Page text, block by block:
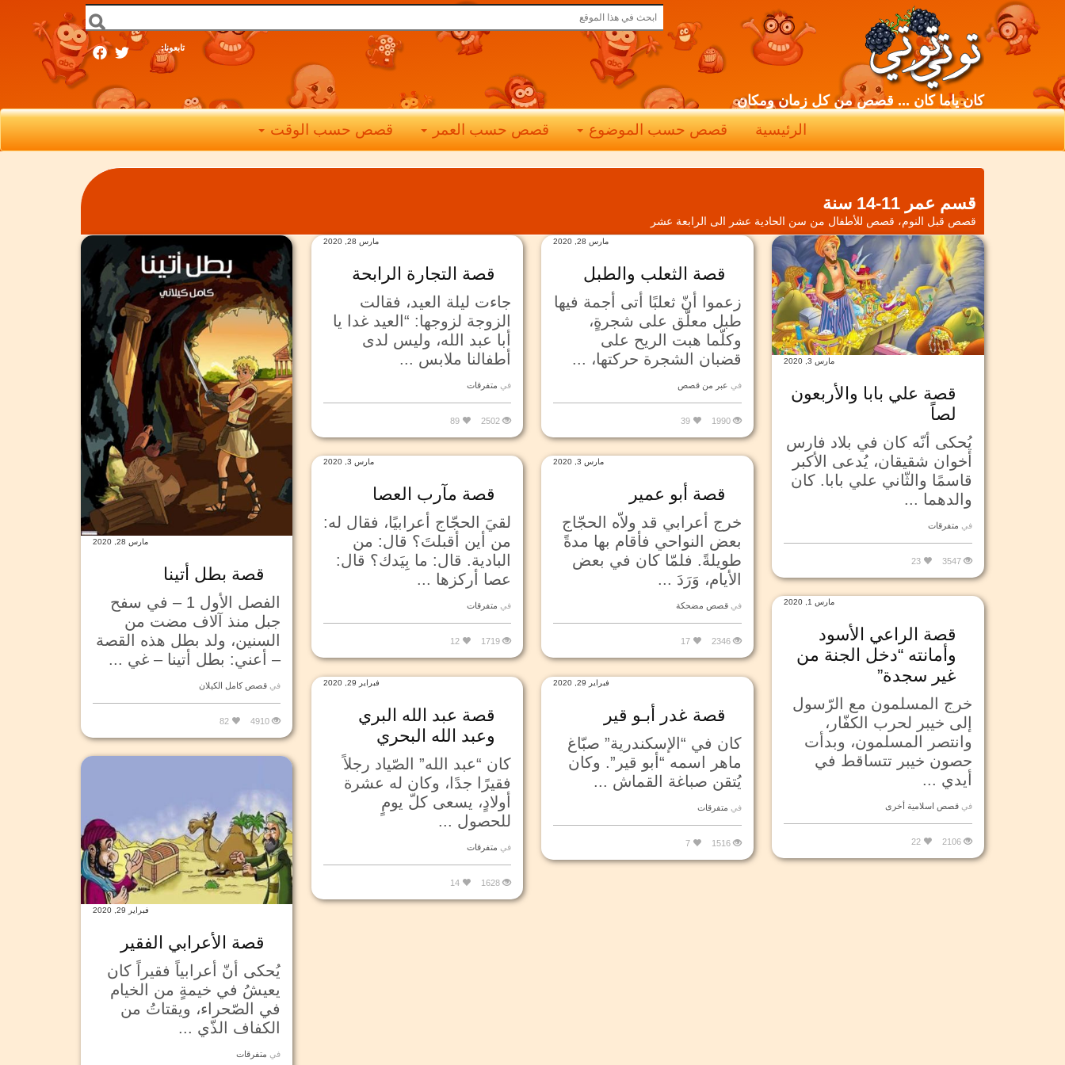
كان ياما كان ... قصص من كل زمان ومكان
تابعونا:
الرئيسية قصص حسب الموضوع قصص حسب العمر قصص حسب الوقت
قسم عمر 11-14 سنة
قصص قبل النوم، قصص للأطفال من سن الحادية عشر الى الرابعة عشر
مارس 28, 2020
قصة بطل أتينا
الفصل الأول 1 – في سفح
جبل منذ آلاف مضت من
السنين، ولد بطل هذه القصة
– أعني: بطل أتينا – غي ...
في قصص كامل الكيلان
4910
82
مارس 28, 2020
قصة التجارة الرابحة
جاءت ليلة العيد، فقالت
الزوجة لزوجها: “العيد غدا يا
أبا عبد الله، وليس لدى
أطفالنا ملابس ...
في متفرقات
2502
89
مارس 28, 2020
قصة الثعلب والطبل
زعموا أنّ ثعلبًا أتى أجمة فيها
طبل معلّق على شجرةٍ،
وكلّما هبت الريح على
قضبان الشجرة حركتها، ...
في عبر من قصص
1990
39
مارس 3, 2020
قصة علي بابا والأربعون
لصاً
يُحكى أنّه كان في بلاد فارس
أخوان شقيقان، يُدعى الأكبر
قاسمًا والثّاني علي بابا. كان
والدهما ...
في متفرقات
3547
23
مارس 3, 2020
قصة مآرب العصا
لقيَ الحجّاج أعرابيًا، فقال له:
من أين أقبلتَ؟ قال: من
البادية. قال: ما بِيَدك؟ قال:
عصا أركزها ...
في متفرقات
1719
12
مارس 3, 2020
قصة أبو عمير
خرج أعرابي قد ولاّه الحجّاج
بعض النواحي فأقام بها مدةً
طويلةً. فلمّا كان في بعض
الأيام، وَرَدَ ...
فيقصص مضحكة
2346
17
مارس 1, 2020
قصة الراعي الأسود
وأمانته “دخل الجنة من
غير سجدة”
خرج المسلمون مع الرّسول
إلى خيبر لحرب الكفّار،
وانتصر المسلمون، وبدأت
حصون خيبر تتساقط في
أيدي ...
فيقصص اسلامية أخرى
2106
22
فبراير 29, 2020
قصة عبد الله البري
وعبد الله البحري
كان “عبد الله” الصّياد رجلاً
فقيرًا جدًا، وكان له عشرة
أولادٍ، يسعى كلّ يومٍ
للحصول ...
في متفرقات
1628
14
فبراير 29, 2020
قصة غدر أبـو قير
كان في “الإسكندرية” صبّاغ
ماهر اسمه “أبو قير”. وكان
يُتقن صباغة القماش ...
في متفرقات
1516
7
فبراير 29, 2020
قصة الأعرابي الفقير
يُحكى أنّ أعرابياً فقيراً كان
يعيشُ في خيمةٍ من الخيام
في الصّحراء، ويقتاتُ من
الكفاف الذّي ...
في متفرقات